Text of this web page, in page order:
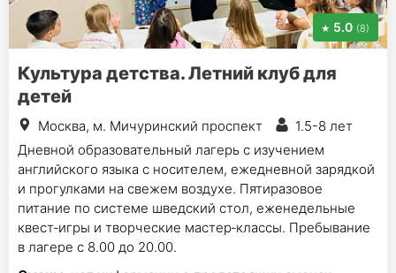
5.0 (8)
Культура детства. Летний клуб для
детей
Москва, м. Мичуринский проспект
1.5-8 лет
Дневной образовательный лагерь с изучением
английского языка с носителем, ежедневной зарядкой
и прогулками на свежем воздухе. Пятиразовое
питание по системе шведский стол, еженедельные
квест‑игры и творческие мастер‑классы. Пребывание
в лагере с 8.00 до 20.00.